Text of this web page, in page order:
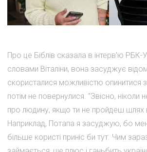
Про це Біблів сказала в інтерв'ю РБК-
словами Віталіни, вона засуджує
скористалися можливістю опинитися
потім не повернулися. "Звісно, ніколи
про людину, якщо ти не пройдеш шлях в
Наприклад, Потапа я засуджую, бо
більше користі приніс би тут. Чим